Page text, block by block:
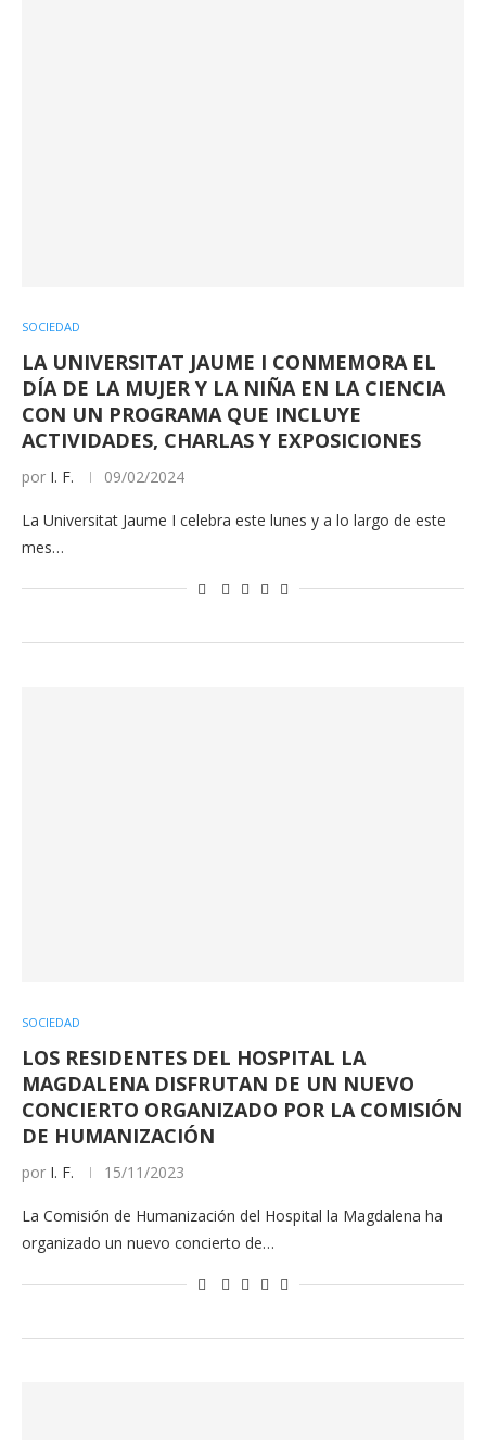
SOCIEDAD
LA UNIVERSITAT JAUME I CONMEMORA EL
DÍA DE LA MUJER Y LA NIÑA EN LA CIENCIA
CON UN PROGRAMA QUE INCLUYE
ACTIVIDADES, CHARLAS Y EXPOSICIONES
por I. F. 09/02/2024
La Universitat Jaume I celebra este lunes y a lo largo de este
mes…
SOCIEDAD
LOS RESIDENTES DEL HOSPITAL LA
MAGDALENA DISFRUTAN DE UN NUEVO
CONCIERTO ORGANIZADO POR LA COMISIÓN
DE HUMANIZACIÓN
por I. F. 15/11/2023
La Comisión de Humanización del Hospital la Magdalena ha
organizado un nuevo concierto de…